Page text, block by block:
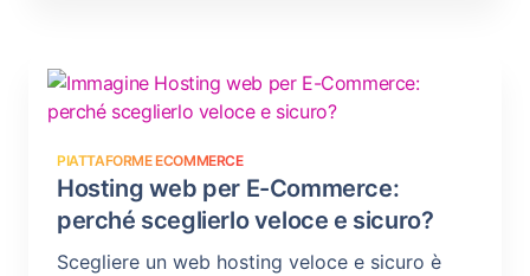
PIATTAFORME ECOMMERCE
Hosting web per E-Commerce:
perché sceglierlo veloce e sicuro?
Scegliere un web hosting veloce e sicuro è